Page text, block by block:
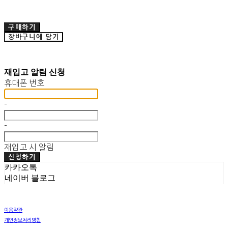
구매하기
장바구니에 담기
재입고 알림 신청
휴대폰 번호
-
-
재입고 시 알림
신청하기
카카오톡
네이버 블로그
이용약관
개인정보처리방침